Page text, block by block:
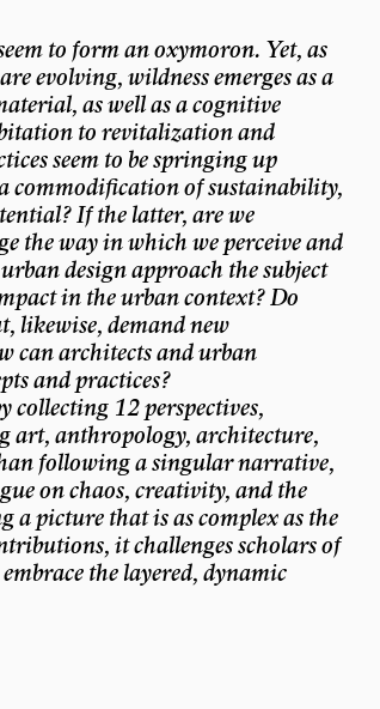
to form an oxymoron. Yet, as
evolving, wildness emerges as a
as well as a cognitive
to revitalization and
seem to be springing up
commodification of sustainability,
If the latter, are we
the way in which we perceive and
design approach the subject
in the urban context? Do
likewise, demand new
can architects and urban
and practices?
collecting 12 perspectives,
art, anthropology, architecture,
following a singular narrative,
on chaos, creativity, and the
picture that is as complex as the
it challenges scholars of
the layered, dynamic